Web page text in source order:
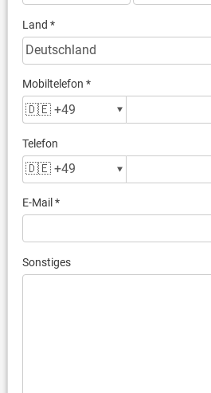
Land *
Mobiltelefon *
Telefon
E-Mail *
Sonstiges